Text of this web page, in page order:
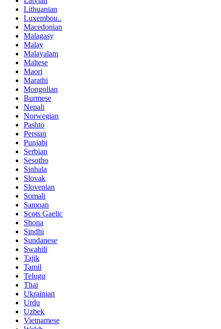
Lithuanian
Luxembou..
Macedonian
Malagasy
Malay
Malayalam
Maltese
Maori
Marathi
Mongolian
Burmese
Nepali
Norwegian
Pashto
Persian
Punjabi
Serbian
Sesotho
Sinhala
Slovak
Slovenian
Somali
Samoan
Scots Gaelic
Shona
Sindhi
Sundanese
Swahili
Tajik
Tamil
Telugu
Thai
Ukrainian
Urdu
Uzbek
Vietnamese